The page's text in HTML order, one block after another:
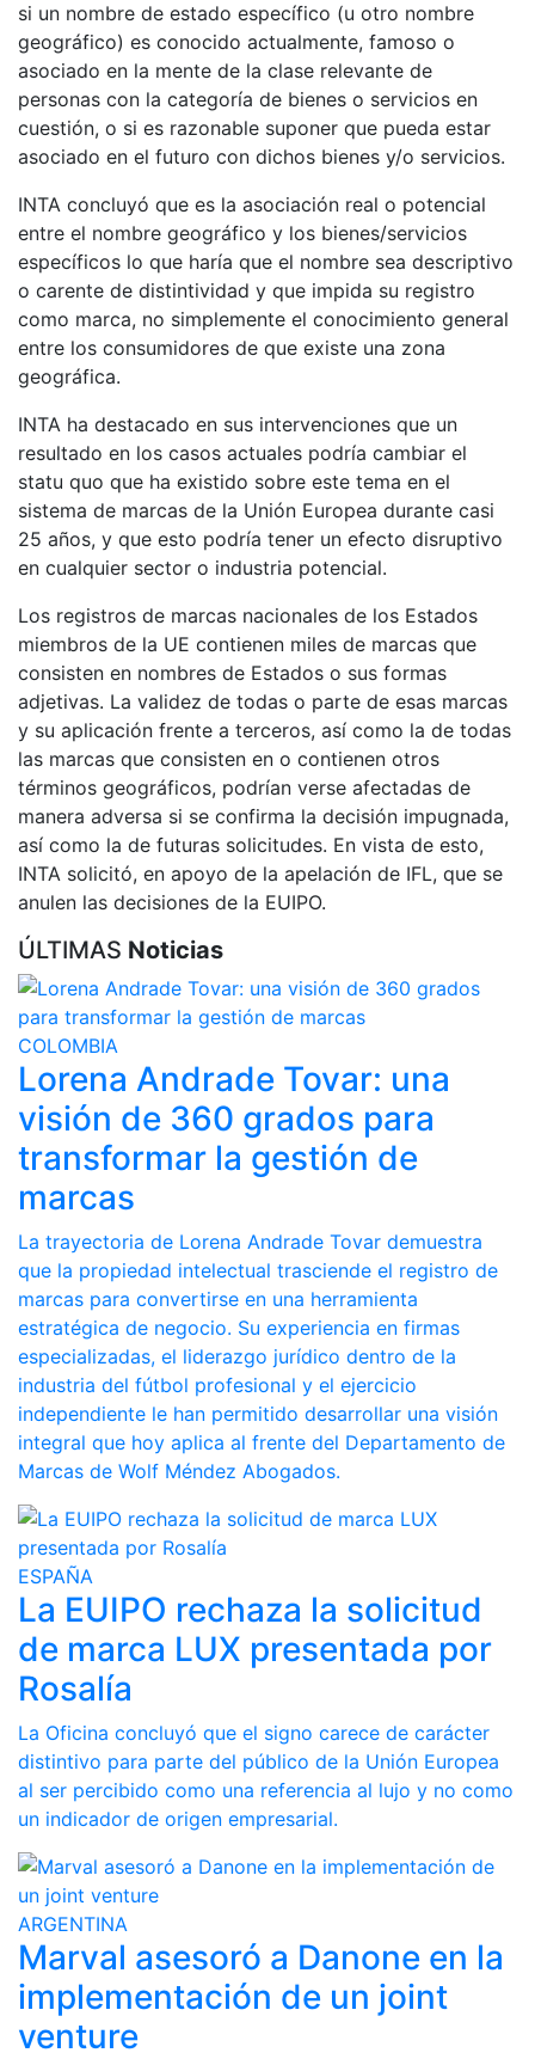
si un nombre de estado específico (u otro nombre
geográfico) es conocido actualmente, famoso o
asociado en la mente de la clase relevante de
personas con la categoría de bienes o servicios en
cuestión, o si es razonable suponer que pueda estar
asociado en el futuro con dichos bienes y/o servicios.
INTA concluyó que es la asociación real o potencial
entre el nombre geográfico y los bienes/servicios
específicos lo que haría que el nombre sea descriptivo
o carente de distintividad y que impida su registro
como marca, no simplemente el conocimiento general
entre los consumidores de que existe una zona
geográfica.
INTA ha destacado en sus intervenciones que un
resultado en los casos actuales podría cambiar el
statu quo que ha existido sobre este tema en el
sistema de marcas de la Unión Europea durante casi
25 años, y que esto podría tener un efecto disruptivo
en cualquier sector o industria potencial.
Los registros de marcas nacionales de los Estados
miembros de la UE contienen miles de marcas que
consisten en nombres de Estados o sus formas
adjetivas. La validez de todas o parte de esas marcas
y su aplicación frente a terceros, así como la de todas
las marcas que consisten en o contienen otros
términos geográficos, podrían verse afectadas de
manera adversa si se confirma la decisión impugnada,
así como la de futuras solicitudes. En vista de esto,
INTA solicitó, en apoyo de la apelación de IFL, que se
anulen las decisiones de la EUIPO.
ÚLTIMAS Noticias
COLOMBIA
Lorena Andrade Tovar: una
visión de 360 grados para
transformar la gestión de
marcas
La trayectoria de Lorena Andrade Tovar demuestra
que la propiedad intelectual trasciende el registro de
marcas para convertirse en una herramienta
estratégica de negocio. Su experiencia en firmas
especializadas, el liderazgo jurídico dentro de la
industria del fútbol profesional y el ejercicio
independiente le han permitido desarrollar una visión
integral que hoy aplica al frente del Departamento de
Marcas de Wolf Méndez Abogados.
ESPAÑA
La EUIPO rechaza la solicitud
de marca LUX presentada por
Rosalía
La Oficina concluyó que el signo carece de carácter
distintivo para parte del público de la Unión Europea
al ser percibido como una referencia al lujo y no como
un indicador de origen empresarial.
ARGENTINA
Marval asesoró a Danone en la
implementación de un joint
venture